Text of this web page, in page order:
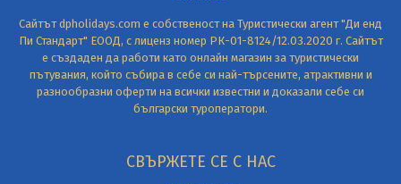
Сайтът dpholidays.com е собственост на Туристически агент "Ди енд
Пи Стандарт" ЕООД, с лиценз номер РК-01-8124/12.03.2020 г. Сайтът
е създаден да работи като онлайн магазин за туристически
пътувания, който събира в себе си най-търсените, атрактивни и
разнообразни оферти на всички известни и доказали себе си
български туроператори.
СВЪРЖЕТЕ СЕ С НАС